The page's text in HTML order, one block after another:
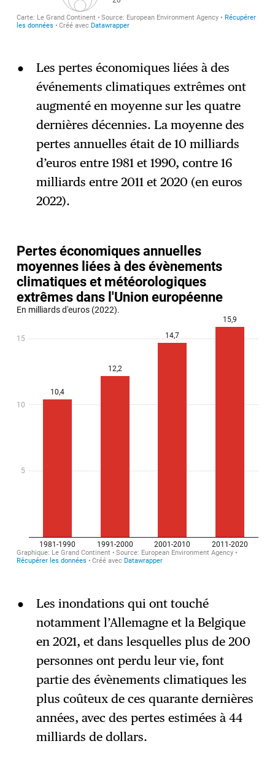
Les pertes économiques liées à des
événements climatiques extrêmes ont
augmenté en moyenne sur les quatre
dernières décennies. La moyenne des
pertes annuelles était de 10 milliards
d’euros entre 1981 et 1990, contre 16
milliards entre 2011 et 2020 (en euros
2022).
Les inondations qui ont touché
notamment l’Allemagne et la Belgique
en 2021, et dans lesquelles plus de 200
personnes ont perdu leur vie, font
partie des évènements climatiques les
plus coûteux de ces quarante dernières
années, avec des pertes estimées à 44
milliards de dollars.